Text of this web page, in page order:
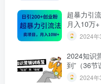
超暴力引
月入10万+
2024年
2024知识
到”（36节
2024年